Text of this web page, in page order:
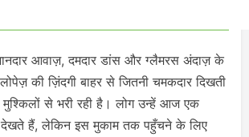
आवाज़, दमदार डांस और ग्लैमरस अंदाज़ के
की ज़िंदगी बाहर से जितनी चमकदार दिखती
से भरी रही है। लोग उन्हें आज एक
हैं, लेकिन इस मुकाम तक पहुँचने के लिए